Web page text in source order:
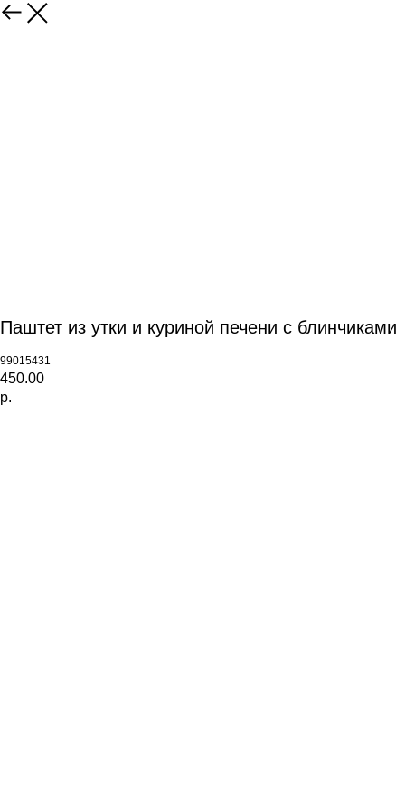
Паштет из утки и куриной печени с блинчиками
99015431
450.00
р.